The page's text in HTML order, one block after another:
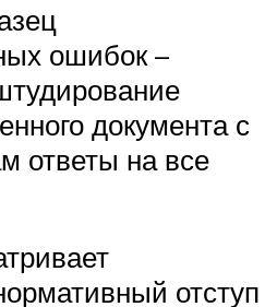
ошибок –
документа с
ответы на все
отступ